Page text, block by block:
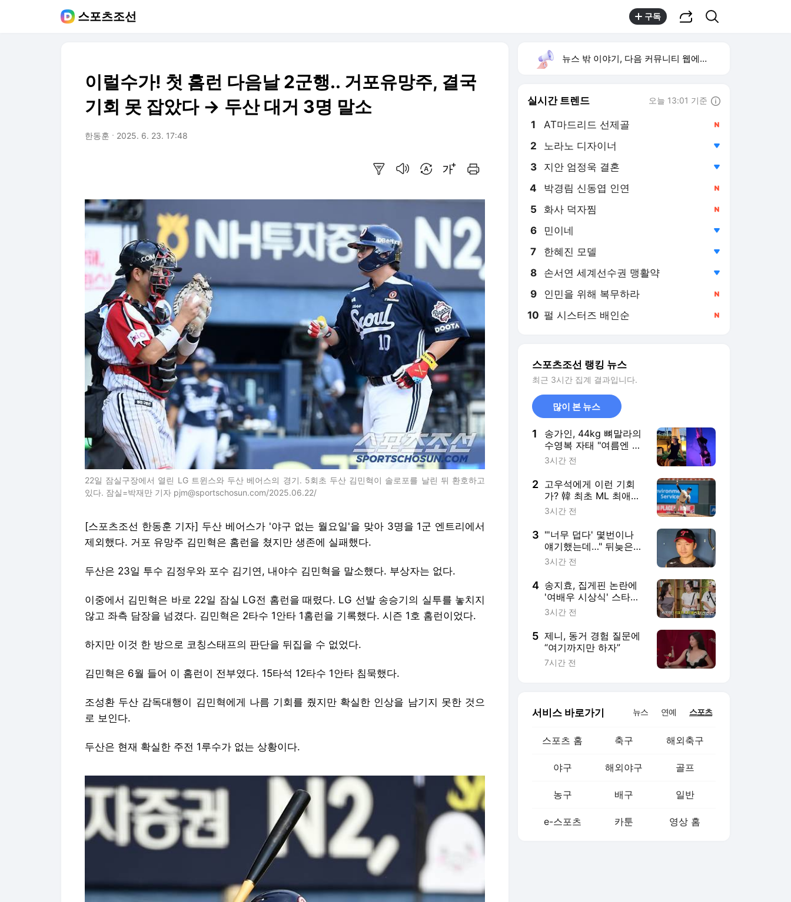
스포츠조선 구독
이럴수가! 첫 홈런 다음날 2군행.. 거포유망주, 결국
기회 못 잡았다 → 두산 대거 3명 말소
한동훈 2025. 6. 23. 17:48
22일 잠실구장에서 열린 LG 트윈스와 두산 베어스의 경기. 5회초 두산 김민혁이 솔로포를 날린 뒤 환호하고
있다. 잠실=박재만 기자 pjm@sportschosun.com/2025.06.22/
[스포츠조선 한동훈 기자] 두산 베어스가 '야구 없는 월요일'을 맞아 3명을 1군 엔트리에서
제외했다. 거포 유망주 김민혁은 홈런을 쳤지만 생존에 실패했다.
두산은 23일 투수 김정우와 포수 김기연, 내야수 김민혁을 말소했다. 부상자는 없다.
이중에서 김민혁은 바로 22일 잠실 LG전 홈런을 때렸다. LG 선발 송승기의 실투를 놓치지
않고 좌측 담장을 넘겼다. 김민혁은 2타수 1안타 1홈런을 기록했다. 시즌 1호 홈런이었다.
하지만 이것 한 방으로 코칭스태프의 판단을 뒤집을 수 없었다.
김민혁은 6월 들어 이 홈런이 전부였다. 15타석 12타수 1안타 침묵했다.
조성환 두산 감독대행이 김민혁에게 나름 기회를 줬지만 확실한 인상을 남기지 못한 것으
로 보인다.
두산은 현재 확실한 주전 1루수가 없는 상황이다.
뉴스 밖 이야기, 다음 커뮤니티 웹에서 보기
실시간 트렌드 오늘 13:01 기준
1 AT마드리드 선제골
2 노라노 디자이너
3 지안 엄정욱 결혼
4 박경림 신동엽 인연
5 화사 덕자찜
6 민이네
7 한혜진 모델
8 손서연 세계선수권 맹활약
9 인민을 위해 복무하라
10 펄 시스터즈 배인순
스포츠조선 랭킹 뉴스
최근 3시간 집계 결과입니다.
많이 본 뉴스
1
송가인, 44kg 뼈말라의
수영복 자태 "여름엔 물
놀이지!"
3시간 전
2 고우석에게 이런 기회
가? 韓 최초 ML 최애
'꿈의 구장' 간다…등판
3시간 전
3 "'너무 덥다' 몇번이나
얘기했는데…" 뒤늦은
'폭염취소' 주간, LG 캡
"선수들 의견은 왜 귀담
아듣지 않나" [인터뷰]
3시간 전
4 송지효, 집게핀 논란에
'여배우 시상식' 스타일
링 정면돌파 "그놈의 집
3시간 전
5 제니, 동거 경험 질문에
“여기까지만 하자”
7시간 전
서비스 바로가기 뉴스 연예 스포츠
스포츠 홈 축구 해외축구
야구 해외야구 골프
농구 배구 일반
e-스포츠 카툰 영상 홈